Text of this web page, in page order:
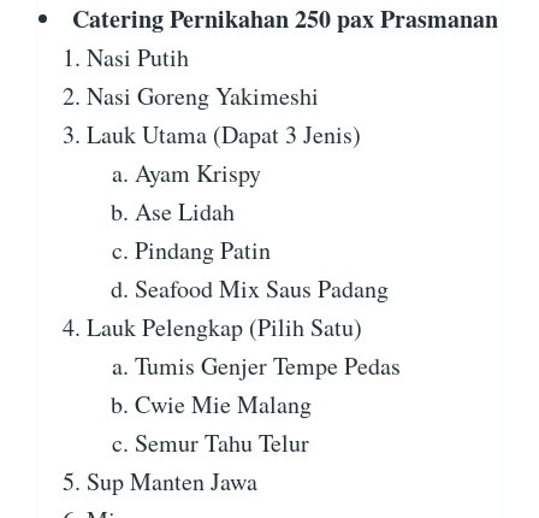
Catering Pernikahan 250 pax Prasmanan
Nasi Putih
Nasi Goreng Yakimeshi
Lauk Utama (Dapat 3 Jenis)
Ayam Krispy
Ase Lidah
Pindang Patin
Seafood Mix Saus Padang
Lauk Pelengkap (Pilih Satu)
Tumis Genjer Tempe Pedas
Cwie Mie Malang
Semur Tahu Telur
Sup Manten Jawa